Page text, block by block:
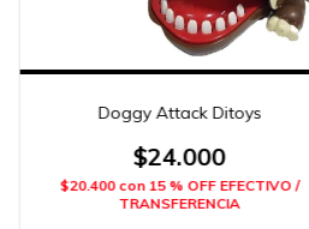
Doggy Attack Ditoys
$24.000
$20.400 con 15 % OFF EFECTIVO /
TRANSFERENCIA